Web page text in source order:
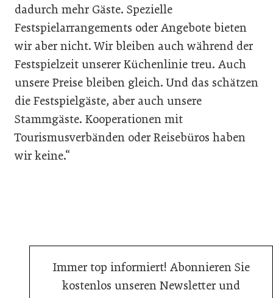
dadurch mehr Gäste. Spezielle
Festspielarrangements oder Angebote bieten
wir aber nicht. Wir bleiben auch während der
Festspielzeit unserer Küchenlinie treu. Auch
unsere Preise bleiben gleich. Und das schätzen
die Festspielgäste, aber auch unsere
Stammgäste. Kooperationen mit
Tourismusverbänden oder Reisebüros haben
wir keine.“
Immer top informiert! Abonnieren Sie
kostenlos unseren Newsletter und